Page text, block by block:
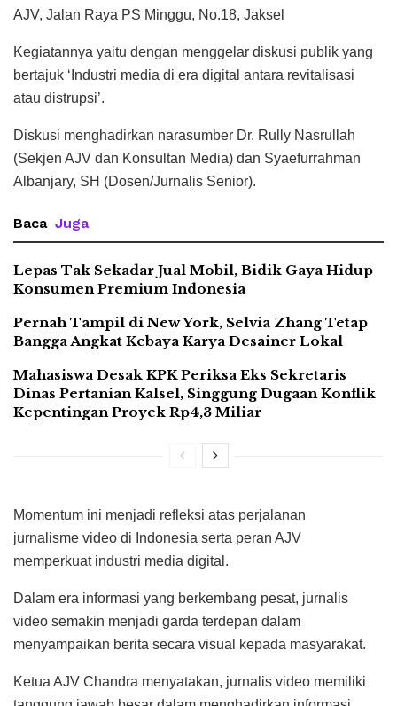
AJV, Jalan Raya PS Minggu, No.18, Jaksel
Kegiatannya yaitu dengan menggelar diskusi publik yang
bertajuk ‘Industri media di era digital antara revitalisasi
atau distrupsi’.
Diskusi menghadirkan narasumber Dr. Rully Nasrullah
(Sekjen AJV dan Konsultan Media) dan Syaefurrahman
Albanjary, SH (Dosen/Jurnalis Senior).
Baca Juga
Lepas Tak Sekadar Jual Mobil, Bidik Gaya Hidup
Konsumen Premium Indonesia
Pernah Tampil di New York, Selvia Zhang Tetap
Bangga Angkat Kebaya Karya Desainer Lokal
Mahasiswa Desak KPK Periksa Eks Sekretaris
Dinas Pertanian Kalsel, Singgung Dugaan Konflik
Kepentingan Proyek Rp4,3 Miliar
Momentum ini menjadi refleksi atas perjalanan
jurnalisme video di Indonesia serta peran AJV
memperkuat industri media digital.
Dalam era informasi yang berkembang pesat, jurnalis
video semakin menjadi garda terdepan dalam
menyampaikan berita secara visual kepada masyarakat.
Ketua AJV Chandra menyatakan, jurnalis video memiliki